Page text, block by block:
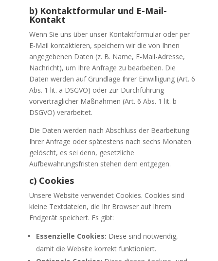
b) Kontaktformular und E-Mail-
Kontakt
Wenn Sie uns über unser Kontaktformular oder per
E-Mail kontaktieren, speichern wir die von Ihnen
angegebenen Daten (z. B. Name, E-Mail-Adresse,
Nachricht), um Ihre Anfrage zu bearbeiten. Die
Daten werden auf Grundlage Ihrer Einwilligung (Art. 6
Abs. 1 lit. a DSGVO) oder zur Durchführung
vorvertraglicher Maßnahmen (Art. 6 Abs. 1 lit. b
DSGVO) verarbeitet.
Die Daten werden nach Abschluss der Bearbeitung
Ihrer Anfrage oder spätestens nach sechs Monaten
gelöscht, es sei denn, gesetzliche
Aufbewahrungsfristen stehen dem entgegen.
c) Cookies
Unsere Website verwendet Cookies. Cookies sind
kleine Textdateien, die Ihr Browser auf Ihrem
Endgerät speichert. Es gibt:
Essenzielle Cookies: Diese sind notwendig,
damit die Website korrekt funktioniert.